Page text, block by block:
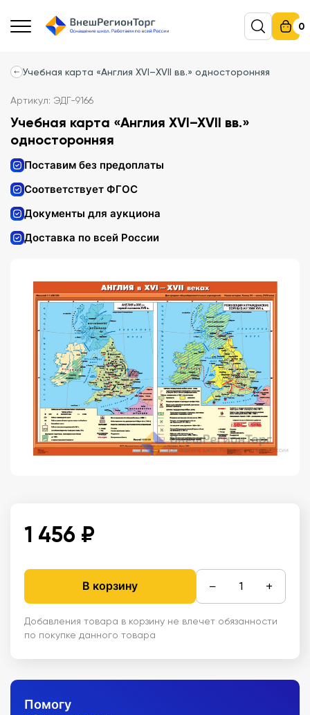
0
Учебная карта «Англия XVI–XVII вв.» односторонняя
Артикул: ЭДГ-9166
Учебная карта «Англия XVI–XVII вв.»
односторонняя
Поставим без предоплаты
Соответствует ФГОС
Документы для аукциона
Доставка по всей России
1 456 ₽
В корзину − +
Добавления товара в корзину не влечет обязанности
по покупке данного товара
Помогу